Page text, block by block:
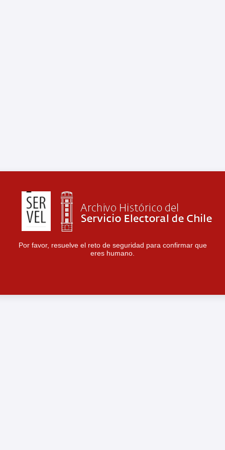
Por favor, resuelve el reto de seguridad para confirmar que
eres humano.